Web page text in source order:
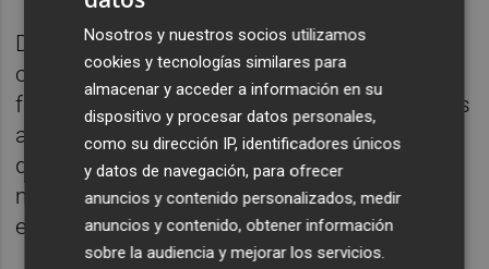
Desde finales del mes de marzo, la
organización ha repartido más de 15.000
folletos y carteles informativos por las zonas
afectadas, así como por los comercios y
diferentes puntos de afluencia de los
municipios, con tal de tener a la ciudadanía
en previsión para el día de la carrera.
Nosotros y nuestros socios utilizamos
cookies y tecnologías similares para
almacenar y acceder a información en su
dispositivo y procesar datos personales,
como su dirección IP, identificadores únicos
y datos de navegación, para ofrecer
anuncios y contenido personalizados, medir
anuncios y contenido, obtener información
sobre la audiencia y mejorar los servicios.